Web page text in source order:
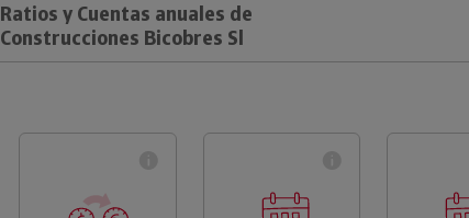
Ratios y Cuentas anuales de
Construcciones Bicobres Sl